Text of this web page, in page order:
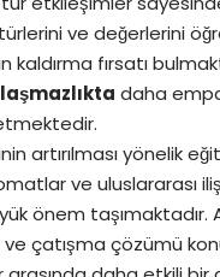
ve değerlerini
kaldırma fırsatı
daha
artırılması yönelik
ve uluslararası
önem taşımaktadır.
ve çatışma çözümü